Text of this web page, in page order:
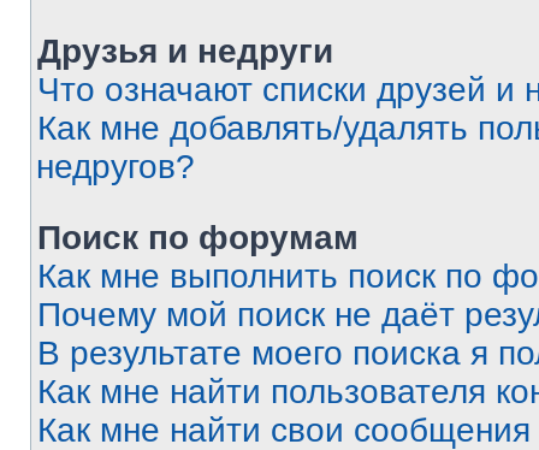
Друзья и недруги
Что означают списки друзей и
Как мне добавлять/удалять
недругов?
Поиск по форумам
Как мне выполнить поиск по
Почему мой поиск не даёт
В результате моего поиска я
Как мне найти пользователя
Как мне найти свои